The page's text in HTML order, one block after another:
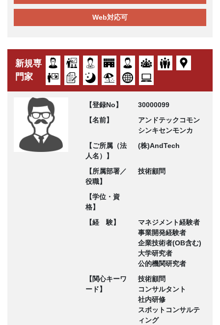
Web対応可
新規専
門家
【登録No】
30000099
【名前】
アンドテックコモン
シンキセンモンカ
【ご所属（法
人名）】
(株)AndTech
【所属部署／
役職】
技術顧問
【学位・資
格】
【経 験】
マネジメント経験者
事業開発経験者
企業技術者(OB含む)
大学研究者
公的機関研究者
【関心キーワ
ード】
技術顧問
コンサルタント
社内研修
スポットコンサルテ
ィング